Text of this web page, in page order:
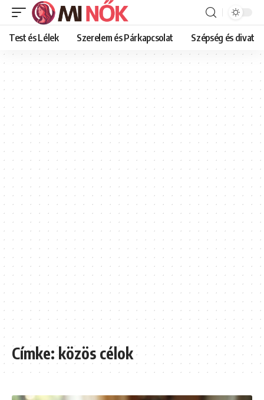
Test és Lélek Szerelem és Párkapcsolat Szépség és divat
Címke:közös célok